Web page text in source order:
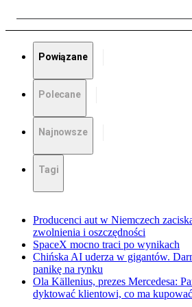
Powiązane
Polecane
Najnowsze
Tagi
Producenci aut w Niemczech
zwolnienia i oszczędności
SpaceX mocno traci po wynikach
Chińska AI uderza w gigantów.
panikę na rynku
Ola Källenius, prezes Mercedesa:
dyktować klientowi, co ma kupować